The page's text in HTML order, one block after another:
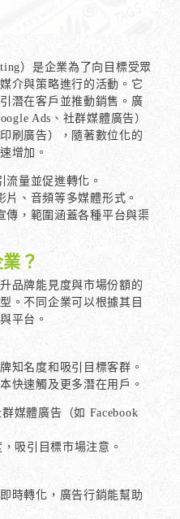
）是企業為了向目標受眾
介與策略進行的活動。它
潛在客戶並推動銷售。廣
Ads、社群媒體廣告）
刷廣告），隨著數位化的
增加。
流量並促進轉化。
片、音頻等多媒體形式。
傳，範圍涵蓋各種平台與渠
？
品牌能見度與市場份額的
。不同企業可以根據其目
平台。
知名度和吸引目標客群。
快速觸及更多潛在用戶。
媒體廣告（如 Facebook
吸引目標市場注意。
時轉化，廣告行銷能幫助